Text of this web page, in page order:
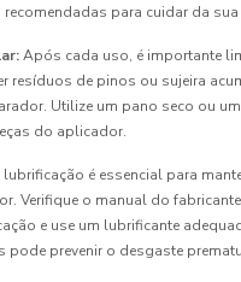
para cuidar da sua
Após cada uso, é importante
resíduos de pinos ou sujeira
Utilize um pano seco ou
do aplicador.
lubrificação é essencial para
Verifique o manual do
e use um lubrificante
pode prevenir o desgaste